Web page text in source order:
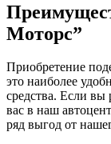
Моторс”
Приобретение
это наиболее
средства. Если вы
вас в наш
ряд выгод от